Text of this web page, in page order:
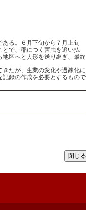
る。６月下旬から７月上旬
とで、稲につく害虫を追い払
地区へと人形を送り継ぎ、最終
たが、生業の変化や過疎化に
記録の作成を必要とするもので